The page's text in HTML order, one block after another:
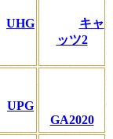
UHG
キャ
ッツ2
UPG
GA2020